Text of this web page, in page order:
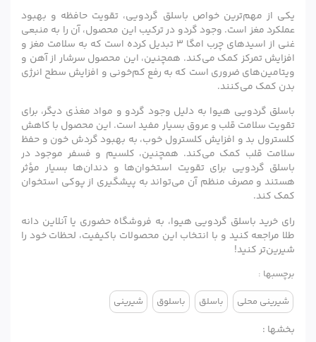
یکی از مهم‌ترین خواص باسلق گردویی، تقویت حافظه و بهبود
عملکرد مغز است. وجود گردو در ترکیب این محصول، آن را به منبعی
غنی از اسیدهای چرب امگا ۳ تبدیل کرده است که به سلامت مغز و
افزایش تمرکز کمک می‌کند. همچنین، این محصول سرشار از آهن و
ویتامین‌های ضروری است که به رفع کم‌خونی و افزایش سطح انرژی
بدن کمک می‌کنند.
باسلق گردویی هیوا به دلیل وجود گردو و مواد مغذی دیگر، برای
تقویت سلامت قلب و عروق بسیار مفید است. این محصول با کاهش
کلسترول بد و افزایش کلسترول خوب، به بهبود گردش خون و حفظ
سلامت قلب کمک می‌کند. همچنین، کلسیم و فسفر موجود در
باسلق گردویی برای تقویت استخوان‌ها و دندان‌ها بسیار مؤثر
هستند و مصرف منظم آن می‌تواند به پیشگیری از پوکی استخوان
کمک کند.
رای خرید باسلق گردویی هیوا، به فروشگاه حضوری یا آنلاین دانه
طلا مراجعه کنید و با انتخاب این محصولات باکیفیت، لحظات خود را
شیرین‌تر کنید!
برچسبها :
شیرینی محلی
باسلق باسلوق شیرینی
بخشها :